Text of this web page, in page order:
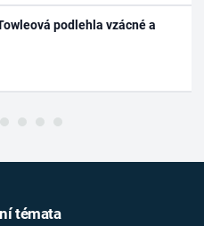
podlehla vzácné a
témata